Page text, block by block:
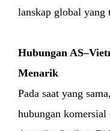
lanskap global yang
Hubungan
Menarik
Pada saat yang
hubungan komersial